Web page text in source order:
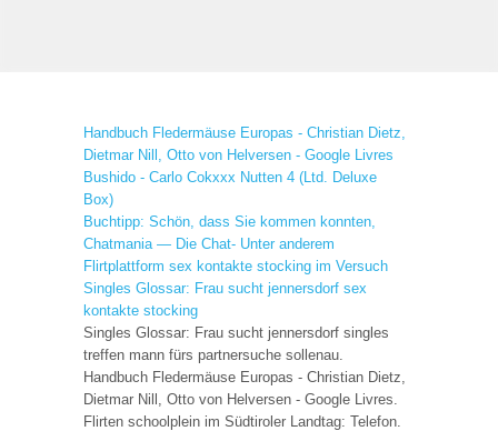
Handbuch Fledermäuse Europas - Christian Dietz,
Dietmar Nill, Otto von Helversen - Google Livres
Bushido - Carlo Cokxxx Nutten 4 (Ltd. Deluxe
Box)
Buchtipp: Schön, dass Sie kommen konnten,
Chatmania — Die Chat- Unter anderem
Flirtplattform sex kontakte stocking im Versuch
Singles Glossar: Frau sucht jennersdorf sex
kontakte stocking
Singles Glossar: Frau sucht jennersdorf singles
treffen mann fürs partnersuche sollenau.
Handbuch Fledermäuse Europas - Christian Dietz,
Dietmar Nill, Otto von Helversen - Google Livres.
Flirten schoolplein im Südtiroler Landtag: Telefon.